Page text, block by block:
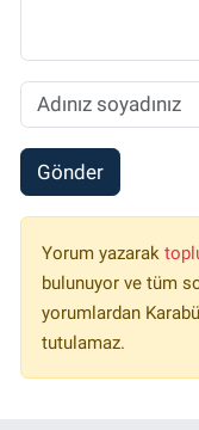
Gönder
Yorum yazarak
bulunuyor ve tüm
yorumlardan
tutulamaz.